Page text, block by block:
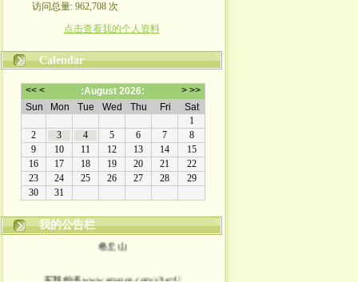
访问总量: 962,708 次
点击查看我的个人资料
Calendar
我的公告栏
格丘山
买我的书www.amazon.com/s?ie=U